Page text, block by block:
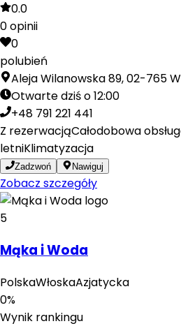
0.0
0opinii
0
polubień
Aleja Wilanowska 89, 02-765
Otwarte dziś o 12:00
+48 791 221 441
Z rezerwacjąCałodobowa
letniKlimatyzacja
Zadzwoń Nawiguj
Zobacz szczegóły
5
Mąka i Woda
PolskaWłoskaAzjatycka
0%
Wynik rankingu